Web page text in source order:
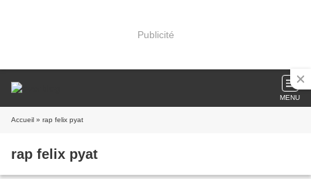
Publicité
MENU
Accueil » rap felix pyat
rap felix pyat